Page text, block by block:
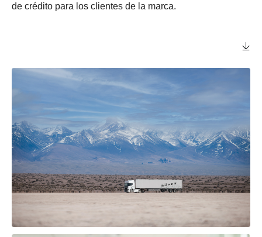
de crédito para los clientes de la marca.